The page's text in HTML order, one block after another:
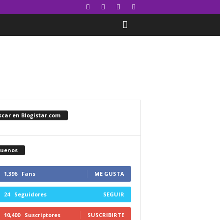
en Blogistar.com
1,396 Fans ME GUSTA
24 Seguidores SEGUIR
10,400 Suscriptores SUSCRIBIRTE